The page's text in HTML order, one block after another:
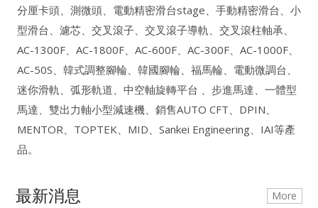
分厘卡頭、測微頭、電動精密滑台stage、手動精密滑台、小
型滑台、濾芯、交叉滾子、交叉滾子導軌、交叉滾柱軸承、
AC-1300F、AC-1800F、AC-600F、AC-300F、AC-1000F、
AC-50S、韓式調整腳輪、韓國腳輪、福馬輪、電動微調台、
迷你滑軌、弧形軌道、中空軸旋轉平台 、步進馬達、一體型
馬達、雙出力軸小型減速機、銷售AUTO CFT、DPIN、
MENTOR、TOPTEK、MID、Sankei Engineering、IAI等產
品。
More
最新消息